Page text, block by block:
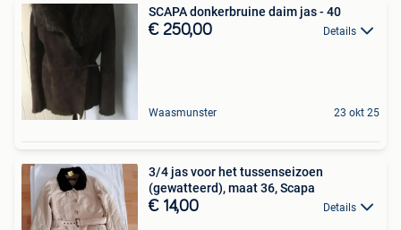
SCAPA donkerbruine daim jas - 40
€ 250,00 Details
Waasmunster 23 okt 25
3/4 jas voor het tussenseizoen
(gewatteerd), maat 36, Scapa
€ 14,00 Details